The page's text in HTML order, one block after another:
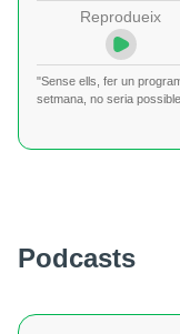
Reprodueix
"Sense ells, fer un
setmana, no seria
Podcasts